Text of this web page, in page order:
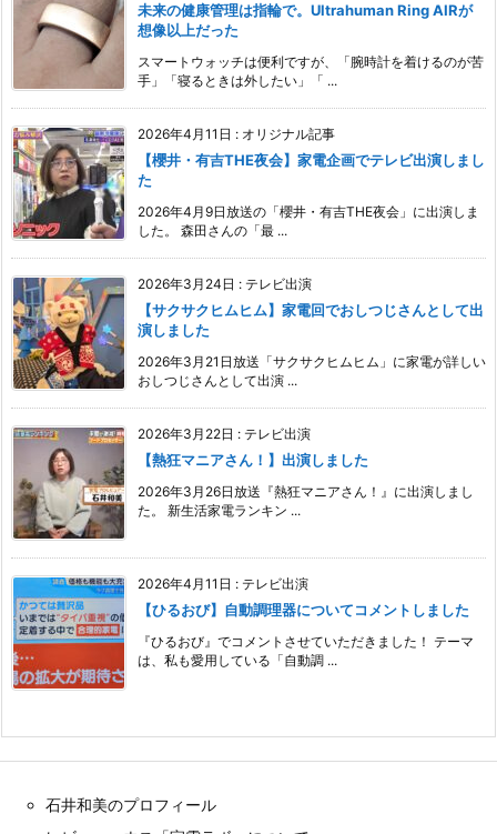
未来の健康管理は指輪で。Ultrahuman Ring AIRが
想像以上だった
スマートウォッチは便利ですが、「腕時計を着けるのが苦
手」「寝るときは外したい」「 ...
2026年4月11日 : オリジナル記事
【櫻井・有吉THE夜会】家電企画でテレビ出演しまし
た
2026年4月9日放送の「櫻井・有吉THE夜会」に出演しま
した。 森田さんの「最 ...
2026年3月24日 : テレビ出演
【サクサクヒムヒム】家電回でおしつじさんとして出
演しました
2026年3月21日放送「サクサクヒムヒム」に家電が詳しい
おしつじさんとして出演 ...
2026年3月22日 : テレビ出演
【熱狂マニアさん！】出演しました
2026年3月26日放送『熱狂マニアさん！』に出演しまし
た。 新生活家電ランキン ...
2026年4月11日 : テレビ出演
【ひるおび】自動調理器についてコメントしました
『ひるおび』でコメントさせていただきました！ テーマ
は、私も愛用している「自動調 ...
石井和美のプロフィール